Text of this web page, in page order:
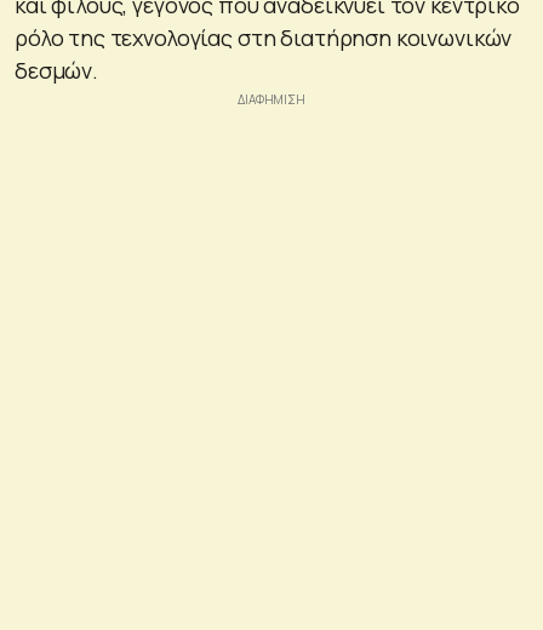
ρόλο της τεχνολογίας στη διατήρηση κοινωνικών
δεσμών.